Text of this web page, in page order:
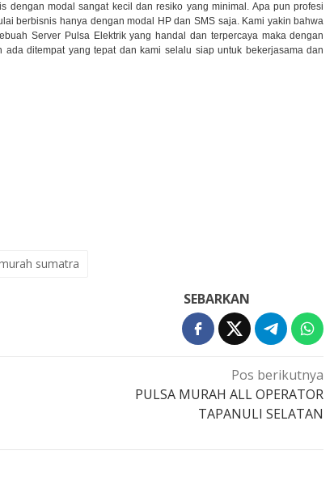
dengan modal sangat kecil dan resiko yang minimal. Apa pun profesi
berbisnis hanya dengan modal HP dan SMS saja. Kami yakin bahwa
Server Pulsa Elektrik yang handal dan terpercaya maka dengan
ditempat yang tepat dan kami selalu siap untuk bekerjasama dan
sumatra
SEBARKAN
Pos berikutnya
PULSA MURAH ALL OPERATOR
TAPANULI SELATAN